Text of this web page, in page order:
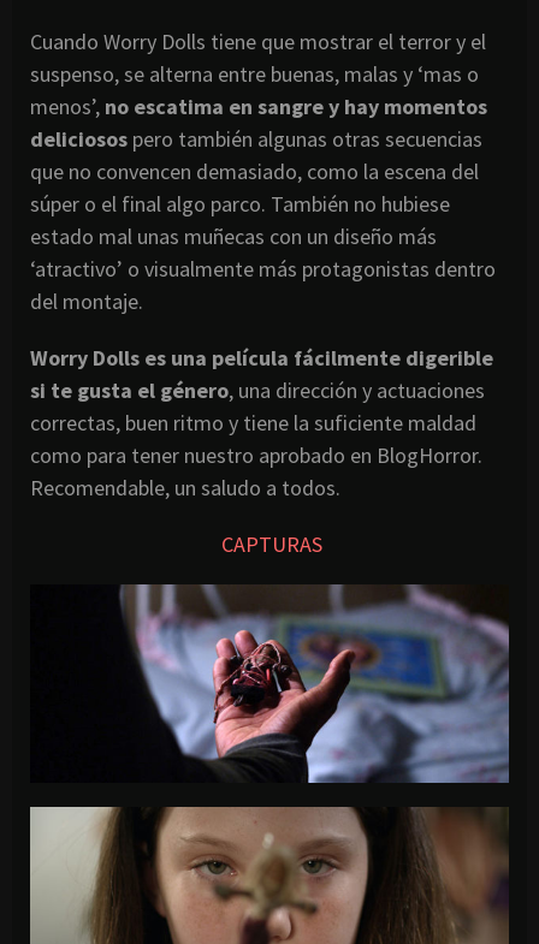
Cuando Worry Dolls tiene que mostrar el terror y el
suspenso, se alterna entre buenas, malas y ‘mas o
menos’, no escatima en sangre y hay momentos
deliciosos pero también algunas otras secuencias
que no convencen demasiado, como la escena del
súper o el final algo parco. También no hubiese
estado mal unas muñecas con un diseño más
‘atractivo’ o visualmente más protagonistas dentro
del montaje.
Worry Dolls es una película fácilmente digerible
si te gusta el género, una dirección y actuaciones
correctas, buen ritmo y tiene la suficiente maldad
como para tener nuestro aprobado en BlogHorror.
Recomendable, un saludo a todos.
CAPTURAS